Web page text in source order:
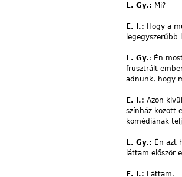
L. Gy.: Mi?
E. I.: Hogy a
legegyszerűbb
L. Gy.: Én
frusztrált
adnunk, hogy
E. I.: Azon
színház között
komédiának
L. Gy.: Én azt
láttam először
E. I.: Láttam.